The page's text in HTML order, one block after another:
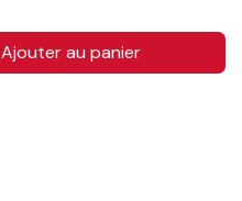
Ajouter au panier